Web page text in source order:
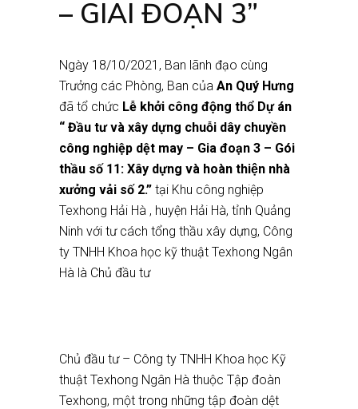
– GIAI ĐOẠN 3”
Ngày 18/10/2021, Ban lãnh đạo cùng
Trưởng các Phòng, Ban của An Quý Hưng
đã tổ chức Lễ khởi công động thổ Dự án
“ Đầu tư và xây dựng chuỗi dây chuyền
công nghiệp dệt may – Gia đoạn 3 – Gói
thầu số 11: Xây dựng và hoàn thiện nhà
xưởng vải số 2.” tại Khu công nghiệp
Texhong Hải Hà , huyện Hải Hà, tỉnh Quảng
Ninh với tư cách tổng thầu xây dựng, Công
ty TNHH Khoa học kỹ thuật Texhong Ngân
Hà là Chủ đầu tư
Chủ đầu tư – Công ty TNHH Khoa học Kỹ
thuật Texhong Ngân Hà thuộc Tập đoàn
Texhong, một trong những tập đoàn dệt